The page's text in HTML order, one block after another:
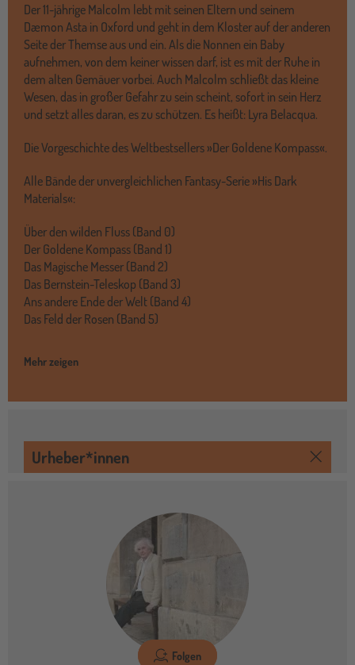
Der 11-jährige Malcolm lebt mit seinen Eltern und seinem
Dæmon Asta in Oxford und geht in dem Kloster auf der anderen
Seite der Themse aus und ein. Als die Nonnen ein Baby
aufnehmen, von dem keiner wissen darf, ist es mit der Ruhe in
dem alten Gemäuer vorbei. Auch Malcolm schließt das kleine
Wesen, das in großer Gefahr zu sein scheint, sofort in sein Herz
und setzt alles daran, es zu schützen. Es heißt: Lyra Belacqua.
Die Vorgeschichte des Weltbestsellers »Der Goldene Kompass«.
Alle Bände der unvergleichlichen Fantasy-Serie »His Dark
Materials«:
Über den wilden Fluss (Band 0)
Der Goldene Kompass (Band 1)
Das Magische Messer (Band 2)
Das Bernstein-Teleskop (Band 3)
Ans andere Ende der Welt (Band 4)
Das Feld der Rosen (Band 5)
Mehr zeigen
Urheber*innen
Folgen